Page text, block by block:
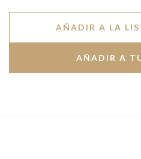
AÑADIR A LA